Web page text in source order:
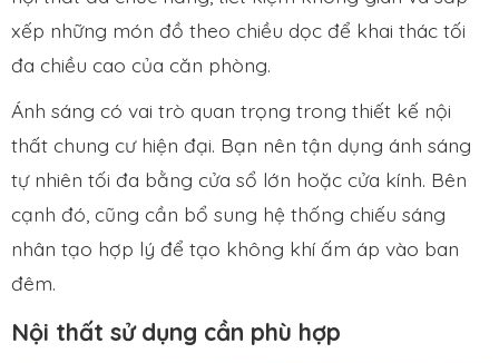
xếp những món đồ theo chiều dọc để khai thác tối
đa chiều cao của căn phòng.
Ánh sáng có vai trò quan trọng trong thiết kế nội
thất chung cư hiện đại. Bạn nên tận dụng ánh sáng
tự nhiên tối đa bằng cửa sổ lớn hoặc cửa kính. Bên
cạnh đó, cũng cần bổ sung hệ thống chiếu sáng
nhân tạo hợp lý để tạo không khí ấm áp vào ban
đêm.
Nội thất sử dụng cần phù hợp